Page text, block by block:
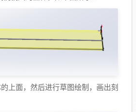
上面，然后进行草图绘制，画出刻